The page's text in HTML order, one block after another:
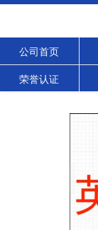
公司首页
荣誉认证